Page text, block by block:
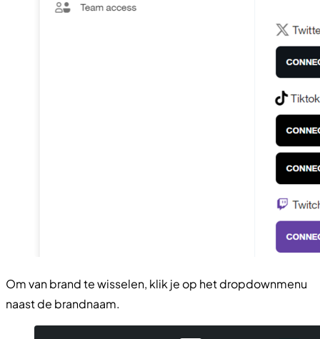
Om van brand te wisselen, klik je op het dropdownmenu
naast de brandnaam.